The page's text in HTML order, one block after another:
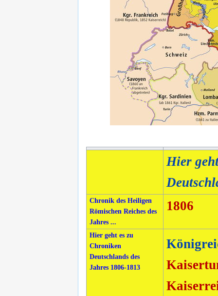
Hier
Chronik des Heiligen
Römischen Reiches des
Jahres ...
1806
Hier geht es zu
Chroniken
Deutschlands des
Jahres 1806-1813